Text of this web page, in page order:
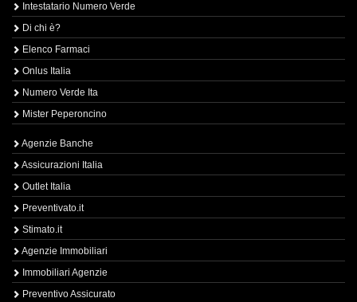
Intestatario Numero Verde
Di chi è?
Elenco Farmaci
Onlus Italia
Numero Verde Ita
Mister Peperoncino
Agenzie Banche
Assicurazioni Italia
Outlet Italia
Preventivato.it
Stimato.it
Agenzie Immobiliari
Immobiliari Agenzie
Preventivo Assicurato